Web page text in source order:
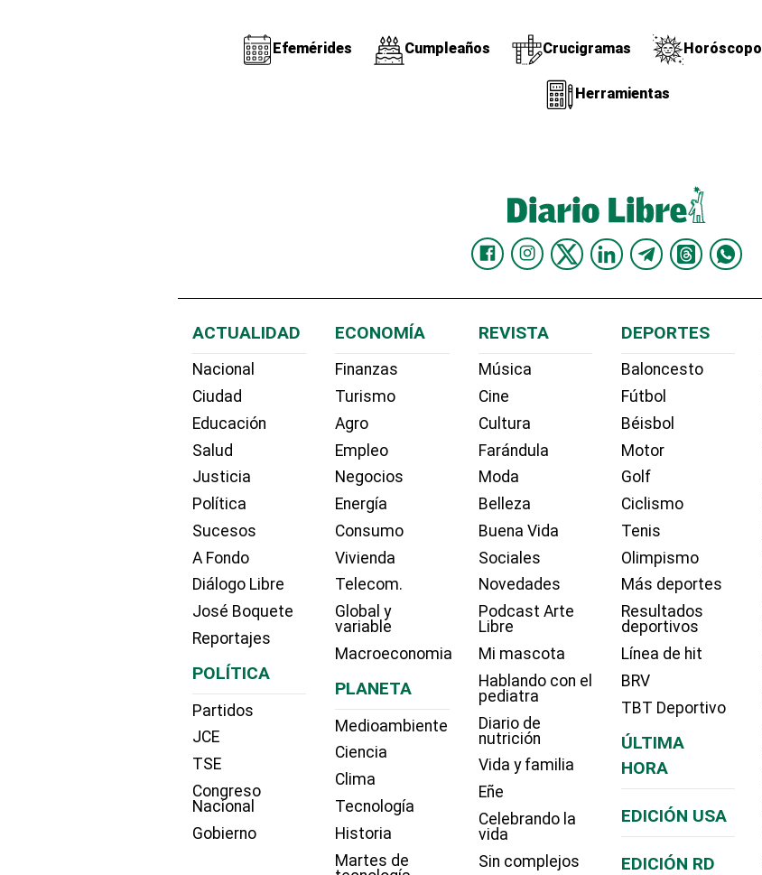
Efemérides Cumpleaños Crucigramas Horóscopo
Herramientas
ACTUALIDAD
Nacional
Ciudad
Educación
Salud
Justicia
Política
Sucesos
A Fondo
Diálogo Libre
José Boquete
Reportajes
POLÍTICA
Partidos
JCE
TSE
Congreso
Nacional
Gobierno
ECONOMÍA
Finanzas
Turismo
Agro
Empleo
Negocios
Energía
Consumo
Vivienda
Telecom.
Global y
variable
Macroeconomia
PLANETA
Medioambiente
Ciencia
Clima
Tecnología
Historia
Martes de
REVISTA
Música
Cine
Cultura
Farándula
Moda
Belleza
Buena Vida
Sociales
Novedades
Podcast Arte
Libre
Mi mascota
Hablando con el
pediatra
Diario de
nutrición
Vida y familia
Eñe
Celebrando la
vida
Sin complejos
DEPORTES
Baloncesto
Fútbol
Béisbol
Motor
Golf
Ciclismo
Tenis
Olimpismo
Más deportes
Resultados
deportivos
Línea de hit
BRV
TBT Deportivo
ÚLTIMA
HORA
EDICIÓN USA
EDICIÓN RD